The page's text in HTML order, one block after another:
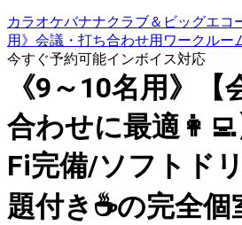
カラオケバナナクラブ＆ビッグエコ
用》会議・打ち合わせ用ワークルー
今すぐ予約可能インボイス対応
《9～10名用》【
合わせに最適
Fi完備/ソフトド
題付き☕️の完全個